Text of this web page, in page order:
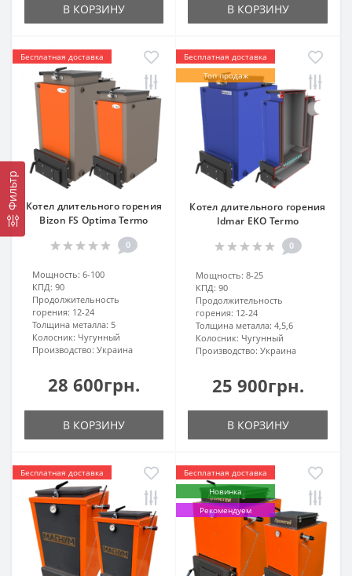
Фильтр
В КОРЗИНУ В КОРЗИНУ
Бесплатная доставка
Котел длительного горения
Bizon FS Optima Termo
0
Мощность: 6-100
КПД: 90
Продолжительность
горения: 12-24
Толщина металла: 5
Колосник: Чугунный
Производство: Украина
28 600грн.
В КОРЗИНУ
Бесплатная доставка
Топ продаж
Котел длительного горения
Idmar EKO Termo
0
Мощность: 8-25
КПД: 90
Продолжительность
горения: 12-24
Толщина металла: 4,5,6
Колосник: Чугунный
Производство: Украина
25 900грн.
В КОРЗИНУ
Бесплатная доставка
Бесплатная доставка
Новинка
Рекомендуем